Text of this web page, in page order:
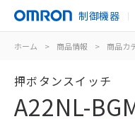
制御機器
ホーム > 商品情報 > 商品カ
押ボタンスイッチ
A22NL-